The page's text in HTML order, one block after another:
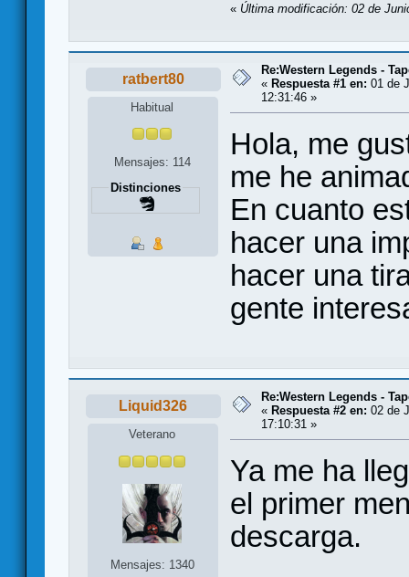
« Última modificación: 02 de
ratbert80
Habitual
Mensajes: 114
Distinciones
Re:Western Legends -
« Respuesta #1 en: 01 de
12:31:46 »
Hola, me
me he
En cuanto
hacer una
hacer una
gente
Liquid326
Veterano
Mensajes: 1340
Re:Western Legends -
« Respuesta #2 en: 02 de
17:10:31 »
Ya me ha
el primer
descarga.